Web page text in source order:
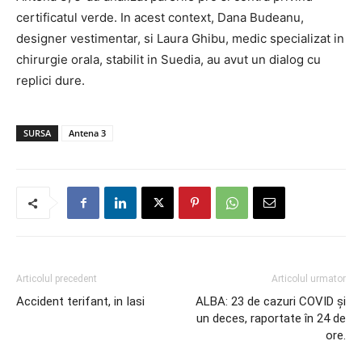
certificatul verde. In acest context, Dana Budeanu,
designer vestimentar, si Laura Ghibu, medic specializat in
chirurgie orala, stabilit in Suedia, au avut un dialog cu
replici dure.
SURSA Antena 3
Articolul precedent
Accident terifant, in Iasi
Articolul urmator
ALBA: 23 de cazuri COVID și
un deces, raportate în 24 de
ore.